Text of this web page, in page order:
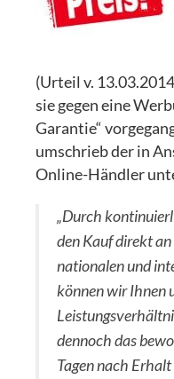
(Urteil v.
sie gegen eine
Garantie“
umschrieb der in
Online-Händler
„Durch
den Kauf direkt
nationalen und
können wir Ihnen
dennoch das
Tagen nach